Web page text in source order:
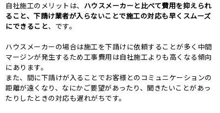
自社施工のメリットは、 ハウスメーカーと比べて費用を抑えられ
ること、下請け業者が入らないことで施工の対応も早くスムーズ
にできること、です。
ハウスメーカーの場合は施工を下請けに依頼することが多く中間
マージンが発生するため工事費用は自社施工よりも高くなる傾向
にあります。
また、間に下請けが入ることでお客様とのコミュニケーションの
距離が遠くなり、なにかご要望があったり、聞きたいことがあっ
たりしたときの対応も遅れがちです。